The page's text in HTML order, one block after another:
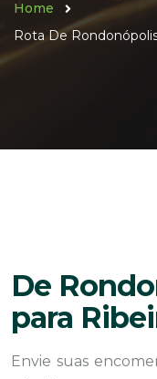
Home
Rota De
De
para
Envie suas